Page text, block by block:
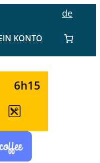
de
KONTO
6h15